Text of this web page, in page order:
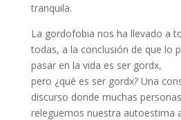
tranquila.
La gordofobia nos ha llevado a
todas, a la conclusión de que lo
pasar en la vida es ser gordx,
pero ¿qué es ser gordx? Una
discurso donde muchas
releguemos nuestra autoestima